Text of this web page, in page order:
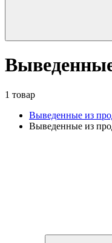
1 товар
Выведенные из
Выведенные из